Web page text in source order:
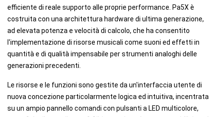
efficiente di reale supporto alle proprie performance. Pa5X è
costruita con una architettura hardware di ultima generazione,
ad elevata potenza e velocità di calcolo, che ha consentito
l'implementazione di risorse musicali come suoni ed effetti in
quantità e di qualità impensabile per strumenti analoghi delle
generazioni precedenti.
Le risorse e le funzioni sono gestite da un'interfaccia utente di
nuova concezione particolarmente logica ed intuitiva, incentrata
su un ampio pannello comandi con pulsanti a LED multicolore,